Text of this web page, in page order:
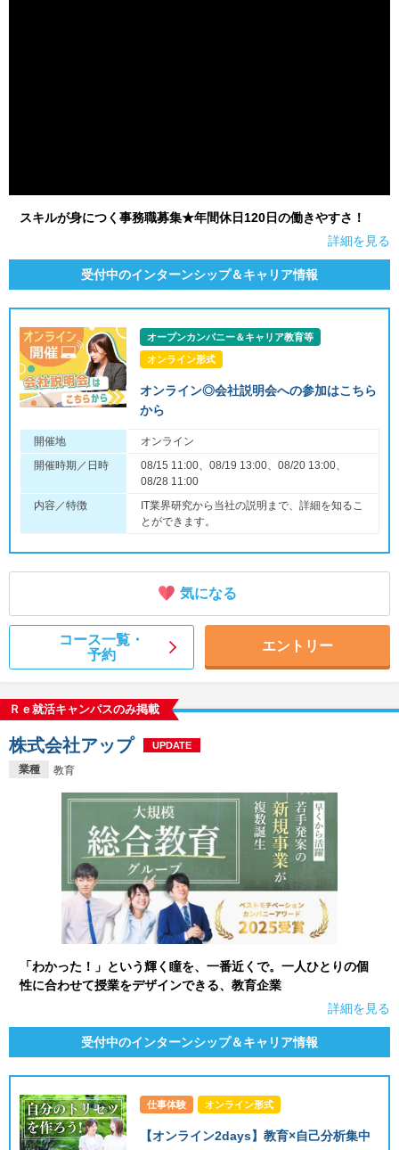
スキルが身につく事務職募集★年間休日120日の働きやすさ！
詳細を見る
受付中のインターンシップ＆キャリア情報
オープンカンパニー＆キャリア教育等
オンライン形式
オンライン◎会社説明会への参加はこちら
から
開催地
オンライン
開催時期／日時
08/15 11:00、08/19 13:00、08/20 13:00、
08/28 11:00
内容／特徴
IT業界研究から当社の説明まで、詳細を知るこ
とができます。
気になる
コース一覧・
予約
エントリー
Ｒｅ就活キャンパスのみ掲載
業種 教育
株式会社アップ UPDATE
「わかった！」という輝く瞳を、一番近くで。一人ひとりの個
性に合わせて授業をデザインできる、教育企業
詳細を見る
受付中のインターンシップ＆キャリア情報
仕事体験 オンライン形式
【オンライン2days】教育×自己分析集中